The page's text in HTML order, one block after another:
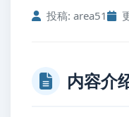
投稿: area51
内容介